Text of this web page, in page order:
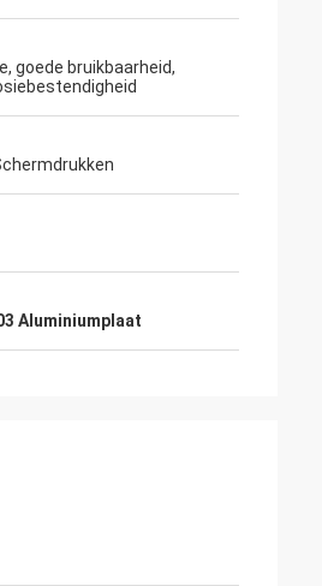
goede bruikbaarheid,
Aluminiumplaat